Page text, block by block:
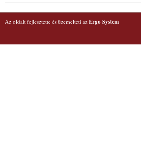
Az oldalt fejlesztette és üzemelteti az Ergo System